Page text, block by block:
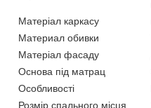
Матеріал каркасу
Материал обивки
Матеріал фасаду
Основа під матрац
Особливості
Розмір спального місця